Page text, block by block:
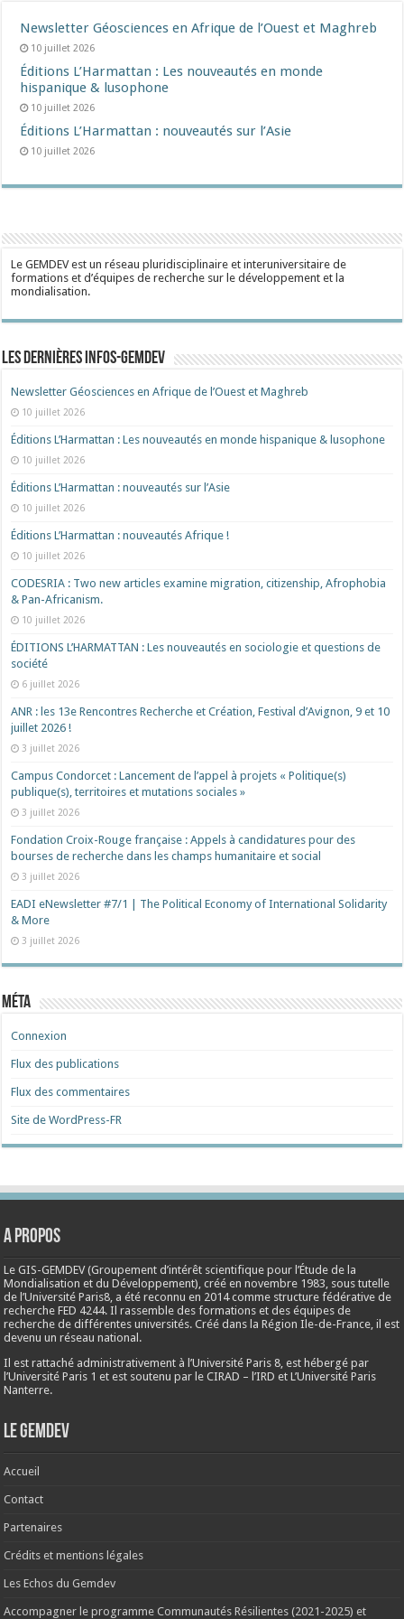
Newsletter Géosciences en Afrique de l’Ouest et Maghreb
10 juillet 2026
Éditions L’Harmattan : Les nouveautés en monde
hispanique & lusophone
10 juillet 2026
Éditions L’Harmattan : nouveautés sur l’Asie
10 juillet 2026
Le GEMDEV est un réseau pluridisciplinaire et interuniversitaire de
formations et d’équipes de recherche sur le développement et la
mondialisation.
Les dernières Infos-Gemdev
Newsletter Géosciences en Afrique de l’Ouest et Maghreb
10 juillet 2026
Éditions L’Harmattan : Les nouveautés en monde hispanique & lusophone
10 juillet 2026
Éditions L’Harmattan : nouveautés sur l’Asie
10 juillet 2026
Éditions L’Harmattan : nouveautés Afrique !​
10 juillet 2026
CODESRIA : Two new articles examine migration, citizenship, Afrophobia
& Pan-Africanism.
10 juillet 2026
ÉDITIONS L’HARMATTAN : Les nouveautés en sociologie et questions de
société
6 juillet 2026
ANR : les 13e Rencontres Recherche et Création, Festival d’Avignon, 9 et 10
juillet 2026 !
3 juillet 2026
Campus Condorcet : Lancement de l’appel à projets « Politique(s)
publique(s), territoires et mutations sociales »
3 juillet 2026
Fondation Croix-Rouge française : Appels à candidatures pour des
bourses de recherche dans les champs humanitaire et social
3 juillet 2026
EADI eNewsletter #7/1 | The Political Economy of International Solidarity
& More
3 juillet 2026
Méta
Connexion
Flux des publications
Flux des commentaires
Site de WordPress-FR
A propos
Le GIS-GEMDEV (Groupement d’intérêt scientifique pour l’Étude de la
Mondialisation et du Développement), créé ennovembre 1983 , sous tutelle
de l’Université Paris8, a été reconnu en 2014 comme structure fédérative de
recherche FED 4244. Il rassemble des formations et des équipes de
recherche de différentes universités. Créé dans la Région Ile-de-France, il est
devenu un réseau national.
Il est rattaché administrativement à l’Université Paris 8, est hébergé par
l’Université Paris 1 et est soutenu par le CIRAD – l’IRD et L’Université Paris
Nanterre.
Le Gemdev
Accueil
Contact
Partenaires
Crédits et mentions légales
Les Echos du Gemdev
Accompagner le programme Communautés Résilientes (2021-2025) et